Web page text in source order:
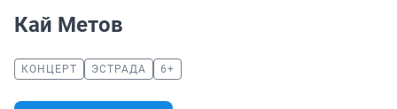
Кай Метов
КОНЦЕРТ ЭСТРАДА 6+